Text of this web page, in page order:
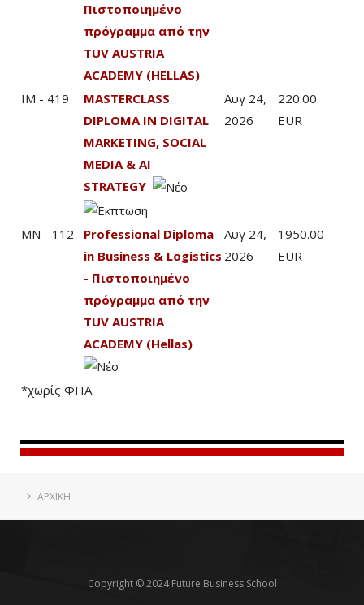
Πιστοποιημένο
πρόγραμμα από την
TUV AUSTRIA
ACADEMY (HELLAS)
IM - 419
MASTERCLASS
DIPLOMA IN DIGITAL
MARKETING, SOCIAL
MEDIA & AI
STRATEGY
Αυγ 24,
2026
220.00
EUR
MN - 112
Professional Diploma
in Business & Logistics
- Πιστοποιημένο
πρόγραμμα από την
TUV AUSTRIA
ACADEMY (Hellas)
Αυγ 24,
2026
1950.00
EUR
*χωρίς ΦΠΑ
ΑΡΧΙΚΗ
Copyright © 2024 Future Business School